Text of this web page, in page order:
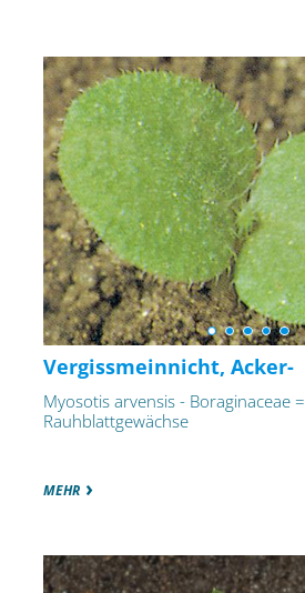
Vergissmeinnicht, Acker-
Myosotis arvensis - Boraginaceae =
Rauhblattgewächse
MEHR